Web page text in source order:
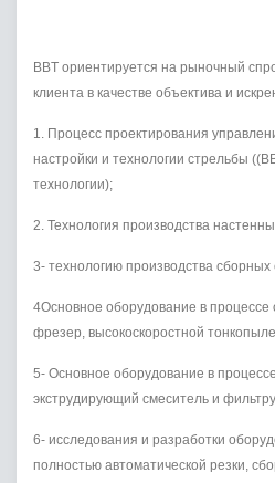
BBT ориентируется на рыночный
клиента в качестве объектива и
1. Процесс проектирования
настройки и технологии стрельбы
технологии);
2. Технология производства
3- технологию производства сборных
4Основное оборудование в
фрезер, высокоскоростной
5- Основное оборудование в
экструдирующий смеситель и
6- исследования и разработки
полностью автоматической резки,